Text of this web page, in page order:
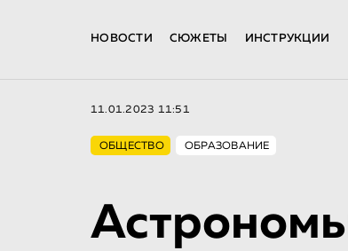
НОВОСТИ СЮЖЕТЫ ИНСТРУКЦИИ
11.01.2023 11:51
ОБЩЕСТВО ОБРАЗОВАНИЕ